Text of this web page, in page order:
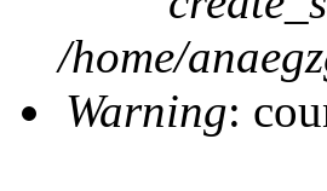
/home/
Warning: